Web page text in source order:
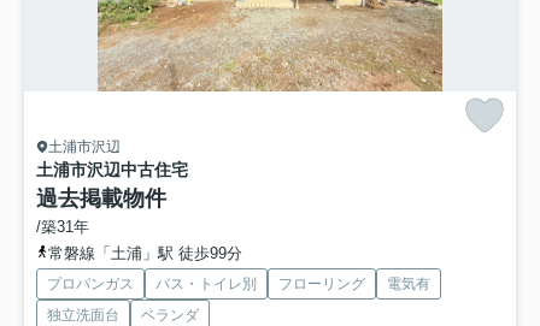
土浦市沢辺
土浦市沢辺中古住宅
過去掲載物件
/築31年
常磐線「土浦」駅 徒歩99分
プロパンガス バス・トイレ別 フローリング
電気有
独立洗面台
ベランダ